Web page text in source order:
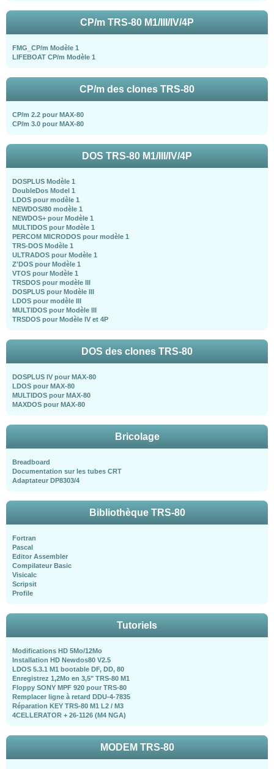
CP/m TRS-80 M1/III/IV/4P
FMG_CP/m Modèle 1
LIFEBOAT CP/m Modèle 1
CP/m des clones TRS-80
CP/m 2.2 pour MAX-80
CP/m 3.0 pour MAX-80
DOS TRS-80 M1/III/IV/4P
DOSPLUS Modèle 1
DoubleDos Model 1
LDOS pour modèle 1
NEWDOS/80 modèle 1
NEWDOS+ pour Modèle 1
MULTIDOS pour Modèle 1
PERCOM MICRODOS pour modèle 1
TRS-DOS Modèle 1
ULTRADOS pour Modèle 1
Z'DOS pour Modèle 1
VTOS pour Modèle 1
TRSDOS pour modèle III
DOSPLUS pour Modèle III
LDOS pour modèle III
MULTIDOS pour Modèle III
TRSDOS pour Modèle IV et 4P
DOS des clones TRS-80
DOSPLUS IV pour MAX-80
LDOS pour MAX-80
MULTIDOS pour MAX-80
MAXDOS pour MAX-80
Bricolage
Breadboard
Documentation sur les tubes CRT
Adaptateur DP8303/4
Bibliothèque TRS-80
Fortran
Pascal
Editor Assembler
Compilateur Basic
Visicalc
Scripsit
Profile
Tutoriels
Modifications HD 5Mo/12Mo
Installation HD Newdos80 V2.5
LDOS 5.3.1 M1 bootable DF, DD, 80
Enregistrez 1,2Mo en 3,5" TRS-80 M1
Floppy SONY MPF 920 pour TRS-80
Remplacer ligne à retard DDU-4-7835
Réparation KEY TRS-80 M1 L2 / M3
4CELLERATOR + 26-1126 (M4 NGA)
MODEM TRS-80